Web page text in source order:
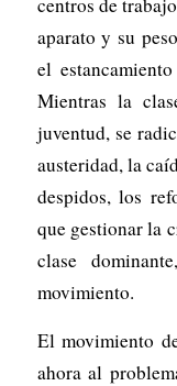
aparato y su
el
Mientras la
juventud, se
austeridad, la
despidos, los
que gestionar la
clase
movimiento.
El movimiento
ahora al